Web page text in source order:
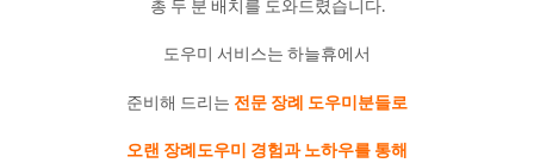
총 두 분 배치를 도와드렸습니다.
도우미 서비스는 하늘휴에서
준비해 드리는 전문 장례 도우미분들로
오랜 장례도우미 경험과 노하우를 통해